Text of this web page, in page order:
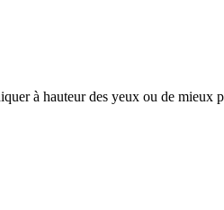
à hauteur des yeux ou de mieux